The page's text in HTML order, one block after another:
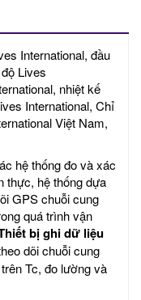
International, đầu
Lives
nhiệt kế
International, Chỉ
Việt Nam,
hệ thống đo và xác
thực, hệ thống dựa
GPS chuỗi cung
quá trình vận
bị ghi dữ liệu
dõi chuỗi cung
Tc, đo lường và